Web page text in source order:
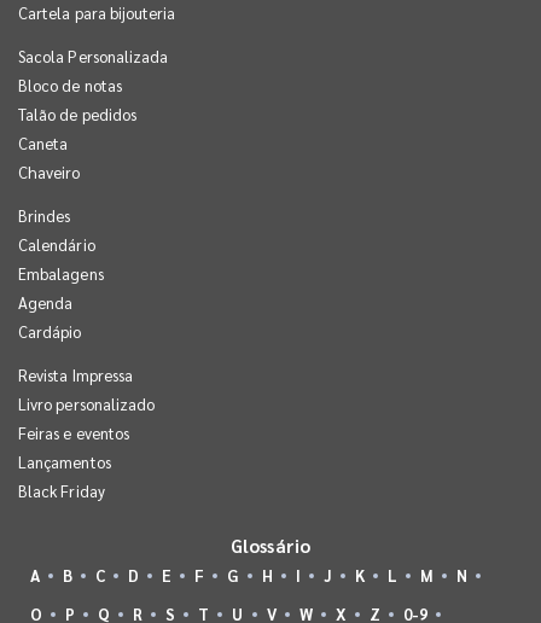
Cartela para bijouteria
Sacola Personalizada
Bloco de notas
Talão de pedidos
Caneta
Chaveiro
Brindes
Calendário
Embalagens
Agenda
Cardápio
Revista Impressa
Livro personalizado
Feiras e eventos
Lançamentos
Black Friday
Glossário
A B C D E F G H I J K L M
N
O
P Q R S T U V W X Z 0-9